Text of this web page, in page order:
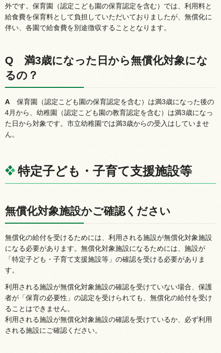
外です。保育園（認定こども園の保育認定を含む）では、利用料と
給食費を保育料として負担していただいておりましたが、無償化に
伴い、各園で給食費を別途徴収することとなります。
Q 満3歳になった日から無償化対象にな
るの？
A 保育園（認定こども園の保育認定を含む）は満3歳になった後の
4月から、幼稚園（認定こども園の教育認定を含む）は満3歳になっ
た日から対象です。市立幼稚園では満3歳からの受入はしていませ
ん。
特定子ども・子育て支援施設等
無償化対象施設かご確認ください
無償化の給付を受けるためには、利用される施設が無償化対象施設
になる必要があります。無償化対象施設になるためには、施設が
「特定子ども・子育て支援施設等」の確認を受ける必要がありま
す。
利用される施設が無償化対象施設の確認を受けていない場合、保護
者が「保育の必要性」の認定を受けられても、無償化の給付を受け
ることはできません。
利用される施設が無償化対象施設の確認を受けているか、必ず利用
される施設にご確認ください。